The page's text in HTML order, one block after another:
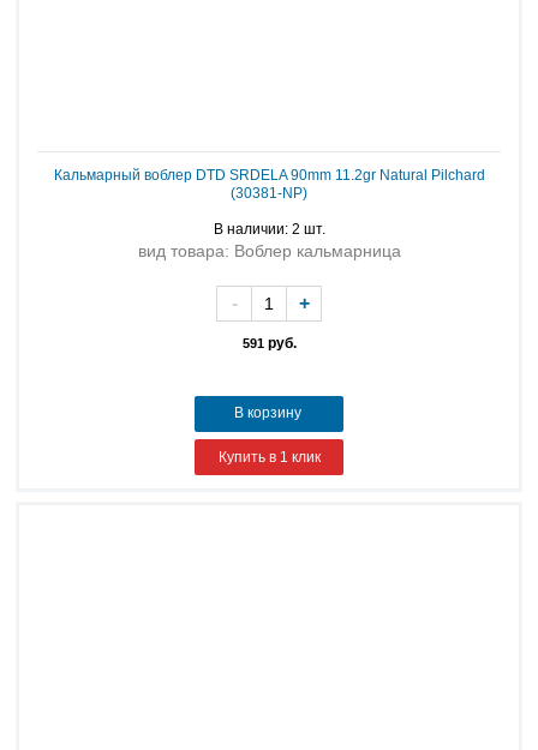
Кальмарный воблер DTD SRDELA 90mm 11.2gr Natural Pilchard
(30381-NP)
В наличии: 2 шт.
вид товара: Воблер кальмарница
591руб.
- +
В корзину
Купить в 1 клик